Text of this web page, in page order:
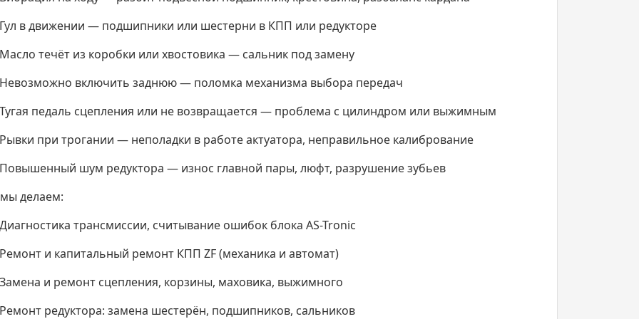
Гул в движении — подшипники или шестерни в КПП или редукторе
Масло течёт из коробки или хвостовика — сальник под замену
Невозможно включить заднюю — поломка механизма выбора передач
Тугая педаль сцепления или не возвращается — проблема с цилиндром или выжимным
Рывки при трогании — неполадки в работе актуатора, неправильное калибрование
Повышенный шум редуктора — износ главной пары, люфт, разрушение зубьев
делаем:
Диагностика трансмиссии, считывание ошибок блока AS-Tronic
Ремонт и капитальный ремонт КПП ZF (механика и автомат)
Замена и ремонт сцепления, корзины, маховика, выжимного
Ремонт редуктора: замена шестерён, подшипников, сальников